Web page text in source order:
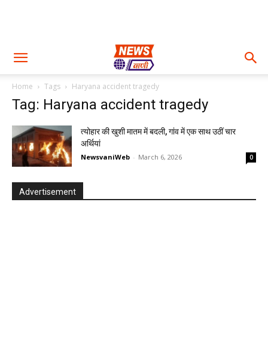
Home Tags Haryana accident tragedy
Tag: Haryana accident tragedy
त्योहार की खुशी मातम में बदली, गांव में एक साथ उठीं चार
अर्थियां
NewsvaniWeb - March 6, 2026 0
Advertisement